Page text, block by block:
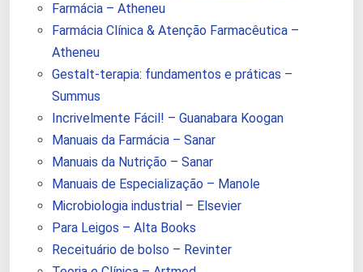
Farmácia – Atheneu
Farmácia Clínica & Atenção Farmacêutica –
Atheneu
Gestalt-terapia: fundamentos e práticas –
Summus
Incrivelmente Fácil! – Guanabara Koogan
Manuais da Farmácia – Sanar
Manuais da Nutrição – Sanar
Manuais de Especialização – Manole
Microbiologia industrial – Elsevier
Para Leigos – Alta Books
Receituário de bolso – Revinter